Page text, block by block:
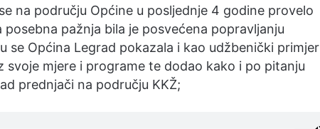
na području Općine u posljednje 4 godine provelo
pažnja bila je posvećena popravljanju
se Općina Legrad pokazala i kao udžbenički primjer
svoje mjere i programe te dodao kako i po pitanju
prednjači na području KKŽ;